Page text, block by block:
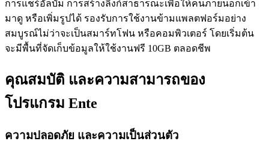
การแชร์อัลบั้ม การสร้างลิงก์สาธารณะเพื่อให้คนภายนอกเข้า
มาดู หรือเพิ่มรูปได้ รองรับการใช้งานข้ามแพลตฟอร์มอย่าง
สมบูรณ์ไม่ว่าจะเป็นสมาร์ทโฟน หรือคอมพิวเตอร์ โดยเริ่มต้น
จะมีพื้นที่จัดเก็บข้อมูลให้ใช้งานฟรี 10GB ตลอดชีพ
คุณสมบัติ และความสามารถของ
โปรแกรม Ente
ความปลอดภัย และความเป็นส่วนตัว